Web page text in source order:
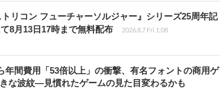
リコン フューチャーソルジャー』シリーズ25周年記
8月13日17時まで無料配布
2026.8.7 Fri 1:08
間費用「53倍以上」の衝撃、有名フォントの商用ゲ
な波紋―見慣れたゲームの見た目変わるかも